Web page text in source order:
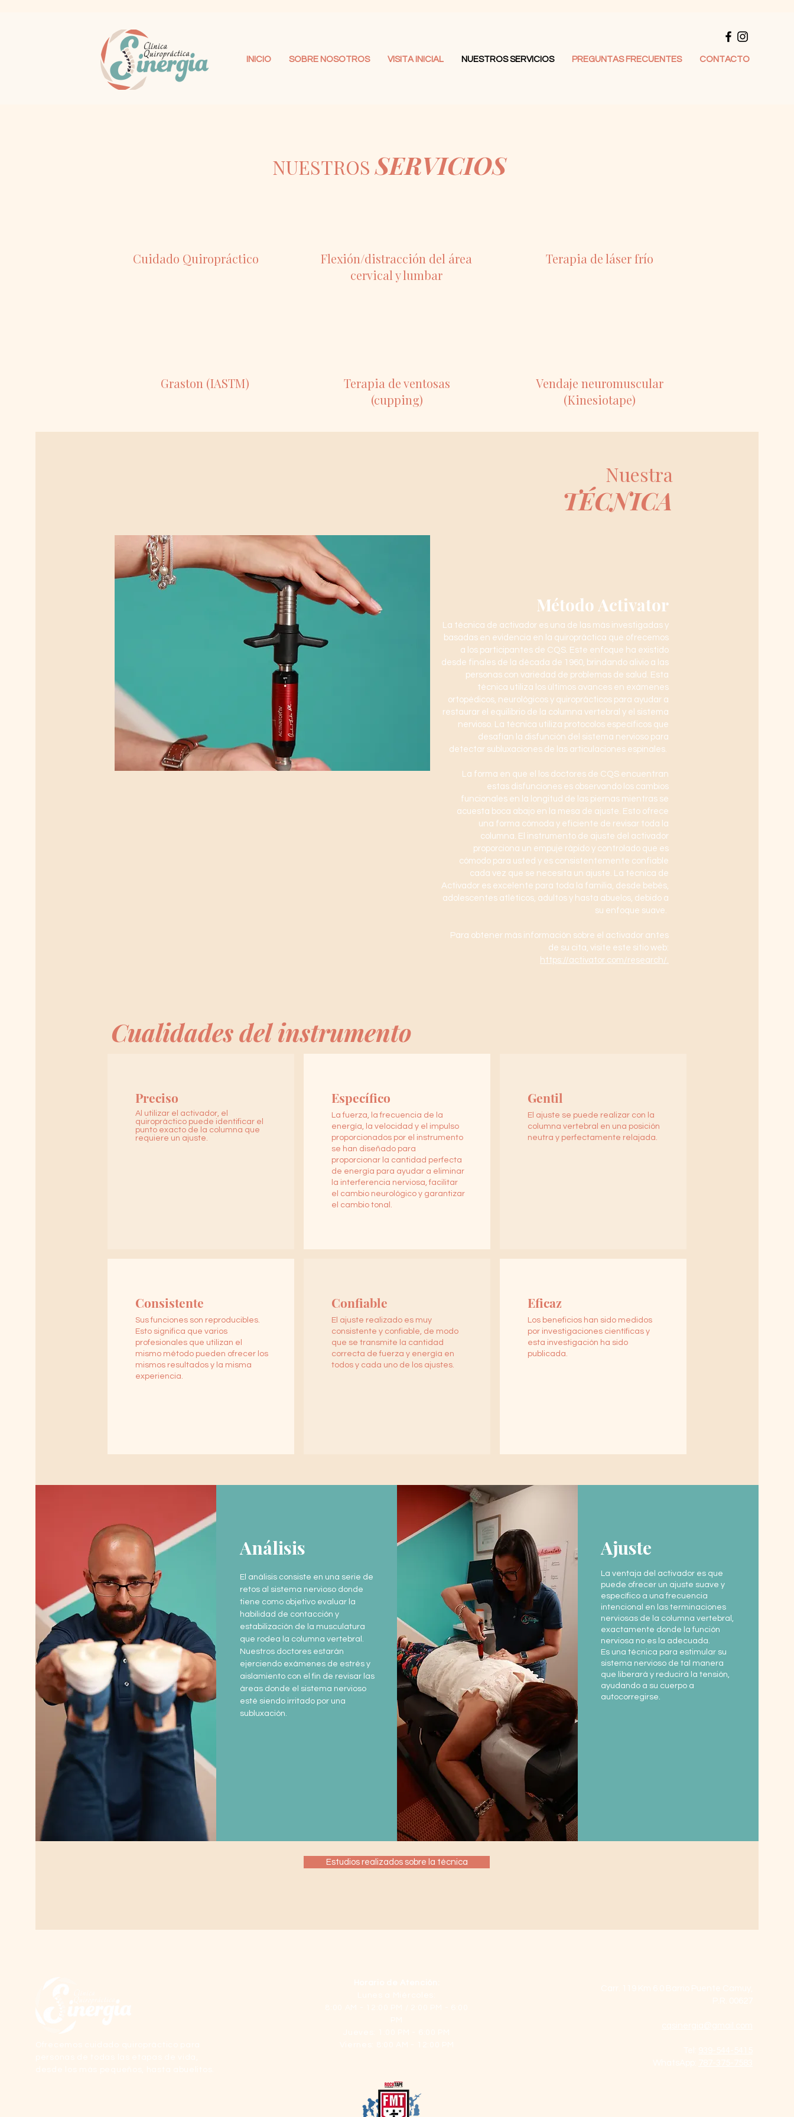
INICIO SOBRE NOSOTROS VISITA INICIAL NUESTROS SERVICIOS PREGUNTAS FRECUENTES CONTACTO
NUESTROSSERVICIOS
Cuidado Quiropráctico
Graston (IASTM)
Flexión/distracción del área
cervical y lumbar
Terapia de ventosas
(cupping)
Terapia de láser frío
Vendaje neuromuscular
(Kinesiotape)
Nuestra
TÉCNICA
Método Activator
La técnica de activador es una de las más investigadas y
basadas en evidencia en la quiropráctica que ofrecemos
a los participantes de CQS. Este enfoque ha existido
desde finales de la década de 1960, brindando alivio a las
personas con variedad de problemas de salud. Esta
técnica utiliza los últimos avances en exámenes
ortopédicos, neurológicos y quiroprácticos para ayudar a
restaurar el equilibrio de la columna vertebral y el sistema
nervioso. La técnica utiliza protocolos específicos que
desafían la disfunción del sistema nervioso para
detectar subluxaciones de las articulaciones espinales.
La forma en que el los doctores de CQS encuentran
estas disfunciones es observando los cambios
funcionales en la longitud de las piernas mientras se
acuesta boca abajo en la mesa de ajuste. Esto ofrece
una forma cómoda y eficiente de revisar toda la
columna. El instrumento de ajuste del activador
proporciona un empuje rápido y controlado que es
cómodo para usted y es consistentemente confiable
cada vez que se necesita un ajuste. La técnica de
Activador es excelente para toda la familia, desde bebés,
adolescentes atléticos, adultos y hasta abuelos, debido a
su enfoque suave.
Para obtener más información sobre el activador antes
de su cita, visite este sitio web:
https://activator.com/research/.
Cualidades del instrumento
Preciso
Al utilizar el activador, el
quiropráctico puede identificar el
punto exacto de la columna que
requiere un ajuste.
Consistente
Sus funciones son reproducibles.
Esto significa que varios
profesionales que utilizan el
mismo método pueden ofrecer los
mismos resultados y la misma
experiencia.
Específico
La fuerza, la frecuencia de la
energía, la velocidad y el impulso
proporcionados por el instrumento
se han diseñado para
proporcionar la cantidad perfecta
de energía para ayudar a eliminar
la interferencia nerviosa, facilitar
el cambio neurológico y garantizar
el cambio tonal.
Confiable
El ajuste realizado es muy
consistente y confiable, de modo
que se transmite la cantidad
correcta de fuerza y energía en
todos y cada uno de los ajustes.
Gentil
El ajuste se puede realizar con la
columna vertebral en una posición
neutra y perfectamente relajada.
Eficaz
Los beneficios han sido medidos
por investigaciones científicas y
esta investigación ha sido
publicada.
Análisis
El análisis consiste en una serie de
retos al sistema nervioso donde
tiene como objetivo evaluar la
habilidad de contacción y
estabilización de la musculatura
que rodea la columna vertebral.
Nuestros doctores estarán
ejerciendo exámenes de estrés y
aislamiento con el fin de revisar las
áreas donde el sistema nervioso
esté siendo irritado por una
subluxación.
Ajuste
La ventaja del activador es que
puede ofrecer un ajuste suave y
específico a una frecuencia
intencional en las terminaciones
nerviosas de la columna vertebral,
exactamente donde la función
nerviosa no es la adecuada.
Es una técnica para estimular su
sistema nervioso de tal manera
que liberará y reducirá la tensión,
ayudando a su cuerpo a
autocorregirse.
Estudios realizados sobre la técnica